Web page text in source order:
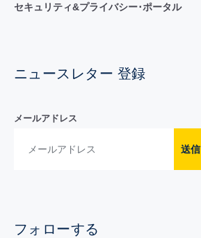
セキュリティ&プライバシー･ポータル
ニュースレター 登録
メールアドレス
送信
フォローする